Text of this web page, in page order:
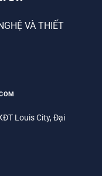
VÀ THIẾT
Louis City, Đại